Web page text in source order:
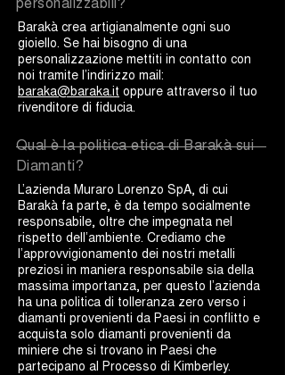
Barakà crea artigianalmente ogni suo
gioiello. Se hai bisogno di una
personalizzazione mettiti in contatto con
noi tramite l’indirizzo mail:
baraka@baraka.it oppure attraverso il tuo
rivenditore di fiducia.
Qual è la politica etica di Barakà sui
Diamanti?
L’azienda Muraro Lorenzo SpA, di cui
Barakà fa parte, è da tempo socialmente
responsabile, oltre che impegnata nel
rispetto dell’ambiente. Crediamo che
l’approvvigionamento dei nostri metalli
preziosi in maniera responsabile sia della
massima importanza, per questo l’azienda
ha una politica di tolleranza zero verso i
diamanti provenienti da Paesi in conflitto e
acquista solo diamanti provenienti da
miniere che si trovano in Paesi che
partecipano al Processo di Kimberley.